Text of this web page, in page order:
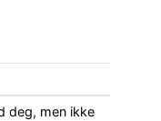
deg, men ikke